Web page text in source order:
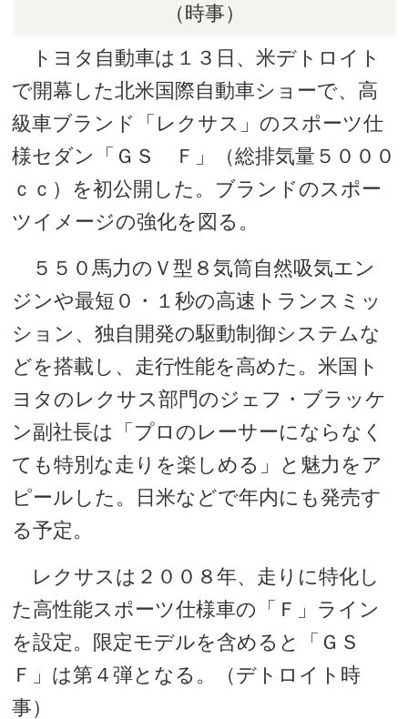
（時事）
トヨタ自動車は１３日、米デトロイト
で開幕した北米国際自動車ショーで、高
級車ブランド「レクサス」のスポーツ仕
様セダン「ＧＳ Ｆ」（総排気量５０００
ｃｃ）を初公開した。ブランドのスポー
ツイメージの強化を図る。
５５０馬力のＶ型８気筒自然吸気エン
ジンや最短０・１秒の高速トランスミッ
ション、独自開発の駆動制御システムな
どを搭載し、走行性能を高めた。米国ト
ヨタのレクサス部門のジェフ・ブラッケ
ン副社長は「プロのレーサーにならなく
ても特別な走りを楽しめる」と魅力をア
ピールした。日米などで年内にも発売す
る予定。
レクサスは２００８年、走りに特化し
た高性能スポーツ仕様車の「Ｆ」ライン
を設定。限定モデルを含めると「ＧＳ
Ｆ」は第４弾となる。（デトロイト時
事）